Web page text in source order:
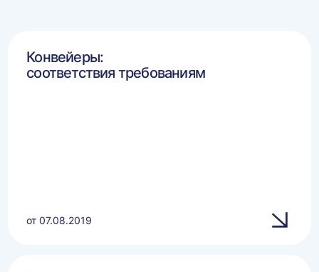
Конвейеры:
соответствия требованиям
от 07.08.2019